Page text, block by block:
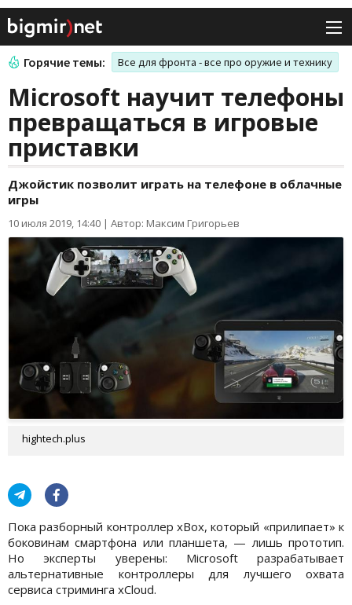
Горячие темы: Все для фронта - все про оружие и технику
Microsoft научит телефоны
превращаться в игровые
приставки
Джойстик позволит играть на телефоне в облачные
игры
10 июля 2019, 14:40 | Автор: Максим Григорьев
hightech.plus
Пока разборный контроллер xBox, который «прилипает» к
боковинам смартфона или планшета, — лишь прототип.
Но эксперты уверены: Microsoft разрабатывает
альтернативные контроллеры для лучшего охвата
сервиса стриминга xCloud.